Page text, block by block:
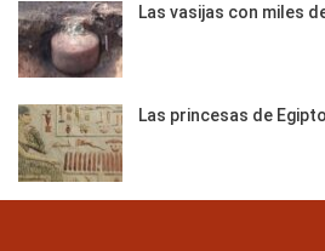
Las vasijas con miles
Las princesas de